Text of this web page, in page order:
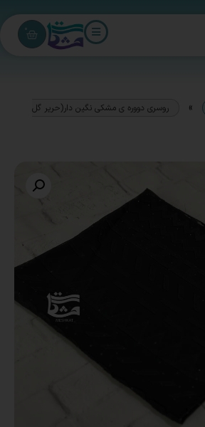
0
»
روسری دووره ی مشکی نگین دار(حریر گل